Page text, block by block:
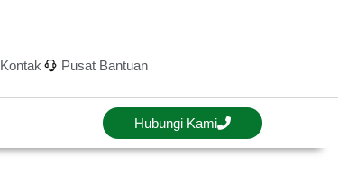
Kontak Pusat Bantuan
Hubungi Kami